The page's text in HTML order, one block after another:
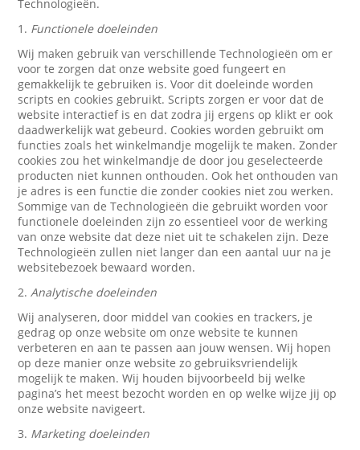
Technologieën.
1. Functionele doeleinden
Wij maken gebruik van verschillende Technologieën om er
voor te zorgen dat onze website goed fungeert en
gemakkelijk te gebruiken is. Voor dit doeleinde worden
scripts en cookies gebruikt. Scripts zorgen er voor dat de
website interactief is en dat zodra jij ergens op klikt er ook
daadwerkelijk wat gebeurd. Cookies worden gebruikt om
functies zoals het winkelmandje mogelijk te maken. Zonder
cookies zou het winkelmandje de door jou geselecteerde
producten niet kunnen onthouden. Ook het onthouden van
je adres is een functie die zonder cookies niet zou werken.
Sommige van de Technologieën die gebruikt worden voor
functionele doeleinden zijn zo essentieel voor de werking
van onze website dat deze niet uit te schakelen zijn. Deze
Technologieën zullen niet langer dan een aantal uur na je
websitebezoek bewaard worden.
2.Analytische doeleinden
Wij analyseren, door middel van cookies en trackers, je
gedrag op onze website om onze website te kunnen
verbeteren en aan te passen aan jouw wensen. Wij hopen
op deze manier onze website zo gebruiksvriendelijk
mogelijk te maken. Wij houden bijvoorbeeld bij welke
pagina’s het meest bezocht worden en op welke wijze jij op
onze website navigeert.
3. Marketing doeleinden